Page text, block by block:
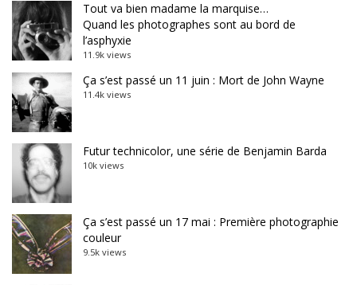
Tout va bien madame la marquise…
Quand les photographes sont au bord de
l’asphyxie
11.9k views
Ça s’est passé un 11 juin : Mort de John Wayne
11.4k views
Futur technicolor, une série de Benjamin Barda
10k views
Ça s’est passé un 17 mai : Première photographie
couleur
9.5k views